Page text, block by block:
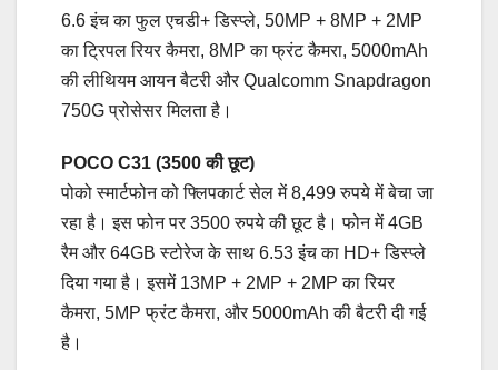
6.6 इंच का फुल एचडी+ डिस्प्ले, 50MP + 8MP + 2MP
का ट्रिपल रियर कैमरा, 8MP का फ्रंट कैमरा, 5000mAh
की लीथियम आयन बैटरी और Qualcomm Snapdragon
750G प्रोसेसर मिलता है।
POCO C31 (3500 की छूट)
पोको स्मार्टफोन को फ्लिपकार्ट सेल में 8,499 रुपये में बेचा जा
रहा है। इस फोन पर 3500 रुपये की छूट है। फोन में 4GB
रैम और 64GB स्टोरेज के साथ 6.53 इंच का HD+ डिस्प्ले
दिया गया है। इसमें 13MP + 2MP + 2MP का रियर
कैमरा, 5MP फ्रंट कैमरा, और 5000mAh की बैटरी दी गई
है।